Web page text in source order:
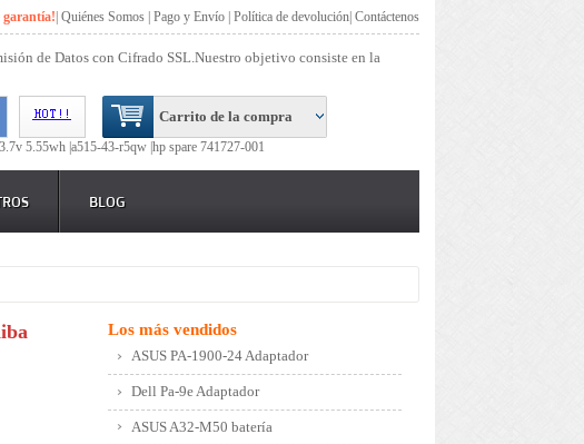
garantía! |Quiénes Somos |Pago y Envío |Política de devolución |Contáctenos
de Datos con Cifrado SSL.Nuestro objetivo consiste en la
Carrito de la compra
5.55wh | a515-43-r5qw | hp spare 741727-001
BLOG
Los más vendidos
ASUS PA-1900-24 Adaptador
Dell Pa-9e Adaptador
ASUS A32-M50 batería